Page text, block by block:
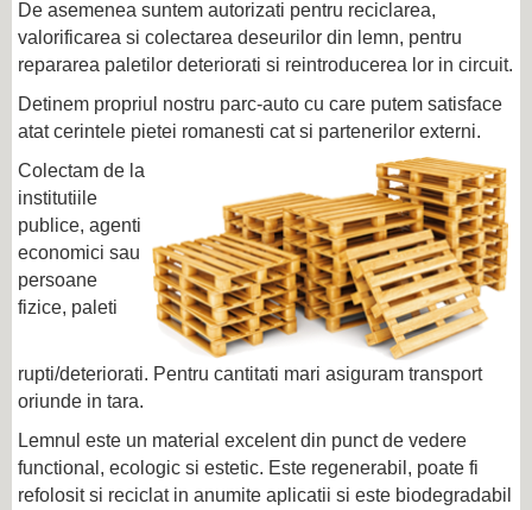
De asemenea suntem autorizati pentru reciclarea,
valorificarea si colectarea deseurilor din lemn, pentru
repararea paletilor deteriorati si reintroducerea lor in circuit.
Detinem propriul nostru parc-auto cu care putem satisface
atat cerintele pietei romanesti cat si partenerilor externi.
Colectam de la
institutiile
publice, agenti
economici sau
persoane
fizice, paleti
rupti/deteriorati. Pentru cantitati mari asiguram transport
oriunde in tara.
Lemnul este un material excelent din punct de vedere
functional, ecologic si estetic. Este regenerabil, poate fi
refolosit si reciclat in anumite aplicatii si este biodegradabil